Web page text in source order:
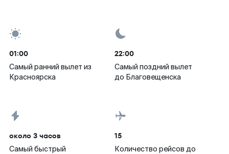
01:00
Самый ранний вылет из
Красноярска
22:00
Самый поздний вылет
до Благовещенска
около 3 часов
Самый быстрый
15
Количество рейсов до